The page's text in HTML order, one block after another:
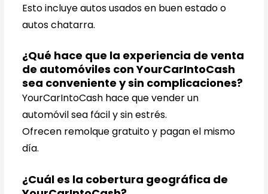
Esto incluye autos usados en buen estado o
autos chatarra.
¿Qué hace que la experiencia de venta
de automóviles con YourCarIntoCash
sea conveniente y sin complicaciones?
YourCarIntoCash hace que vender un
automóvil sea fácil y sin estrés.
Ofrecen remolque gratuito y pagan el mismo
día.
¿Cuál es la cobertura geográfica de